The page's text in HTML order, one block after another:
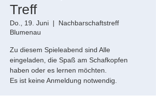
Treff
Do., 19. Juni
  |
Nachbarschaftstreff
Blumenau
Zu diesem Spieleabend sind Alle
eingeladen, die Spaß am Schafkopfen
haben oder es lernen möchten.
Es ist keine Anmeldung notwendig.